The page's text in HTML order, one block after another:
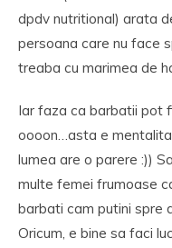
dpdv nutritional) arata
persoana care nu face
treaba cu marimea de
Iar faza ca barbatii pot
oooon…asta e
lumea are o parere :))
multe femei frumoase
barbati cam putini spre
Oricum, e bine sa faci